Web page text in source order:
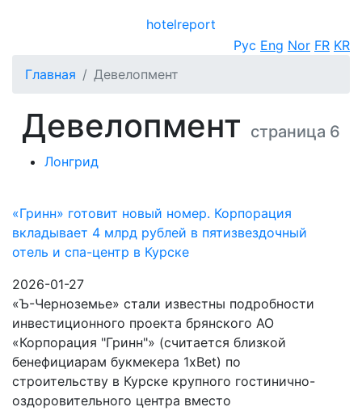
hotelreport
Рус Eng Nor FR KR
Главная
Девелопмент
Девелопмент страница 6
Лонгрид
«Гринн» готовит новый номер. Корпорация
вкладывает 4 млрд рублей в пятизвездочный
отель и спа-центр в Курске
2026-01-27
«Ъ-Черноземье» стали известны подробности
инвестиционного проекта брянского АО
«Корпорация "Гринн"» (считается близкой
бенефициарам букмекера 1xBet) по
строительству в Курске крупного гостинично-
оздоровительного центра вместо